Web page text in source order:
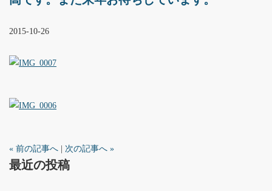
施 設
アクセス
ENGLISH
2015-10-26
« 前の記事へ 次の記事へ »
最近の投稿